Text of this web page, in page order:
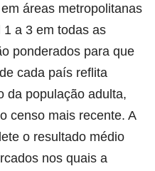
áreas metropolitanas
a 3 em todas as
ponderados para que
cada país reflita
da população adulta,
censo mais recente. A
o resultado médio
nos quais a